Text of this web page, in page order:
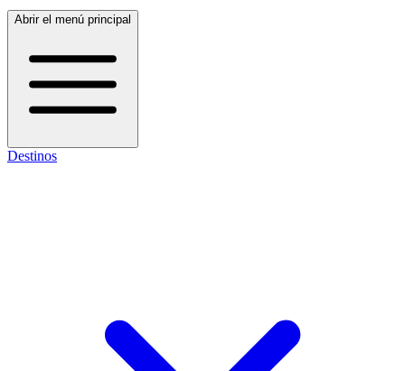
Abrir el menú principal
Destinos